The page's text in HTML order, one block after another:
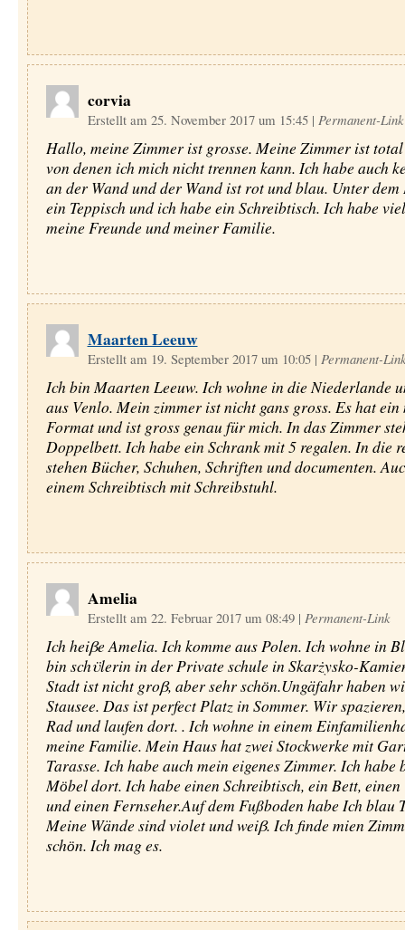
corvia
Erstellt am 25. November 2017 um 15:45 | Permanent-Link
Hallo, meine Zimmer ist grosse. Meine Zimmer ist total
von denen ich mich nicht trennen kann. Ich habe auch
an der Wand und der Wand ist rot und blau. Unter dem
ein Teppisch und ich habe ein Schreibtisch. Ich habe
meine Freunde und meiner Familie.
Maarten Leeuw
Erstellt am 19. September 2017 um 10:05 | Permanent-
Ich bin Maarten Leeuw. Ich wohne in die Niederlande
aus Venlo. Mein zimmer ist nicht gans gross. Es hat
Format und ist gross genau für mich. In das Zimmer
Doppelbett. Ich habe ein Schrank mit 5 regalen. In die
stehen Bücher, Schuhen, Schriften und documenten.
einem Schreibtisch mit Schreibstuhl.
Amelia
Erstellt am 22. Februar 2017 um 08:49 | Permanent-Link
Ich heiβe Amelia. Ich komme aus Polen. Ich wohne in
bin schϋlerin in der Private schule in Skarżysko-
Stadt ist nicht groβ, aber sehr schӧn.Ungäfahr haben
Stausee. Das ist perfect Platz in Sommer. Wir
Rad und laufen dort. . Ich wohne in einem
meine Familie. Mein Haus hat zwei Stockwerke mit
Tarasse. Ich habe auch mein eigenes Zimmer. Ich habe
Mӧbel dort. Ich habe einen Schreibtisch, ein Bett,
und einen Fernseher.Auf dem Fußboden habe Ich blau
Meine Wände sind violet und weiβ. Ich finde mien
schӧn. Ich mag es.